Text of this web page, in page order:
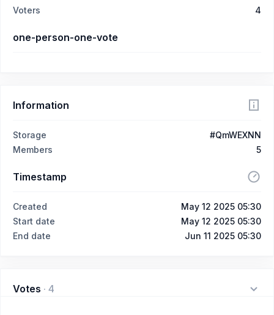
Voters 4
one-person-one-vote
Information
Storage
#QmWEXNN
Members
5
Timestamp
Created
May 12 2025 05:30
Start date
May 12 2025 05:30
End date
Jun 11 2025 05:30
Votes · 4